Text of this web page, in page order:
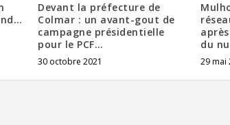
Devant la préfecture de
Colmar : un avant-gout de
campagne présidentielle
pour le PCF…
30 octobre 2021
du
29 mai